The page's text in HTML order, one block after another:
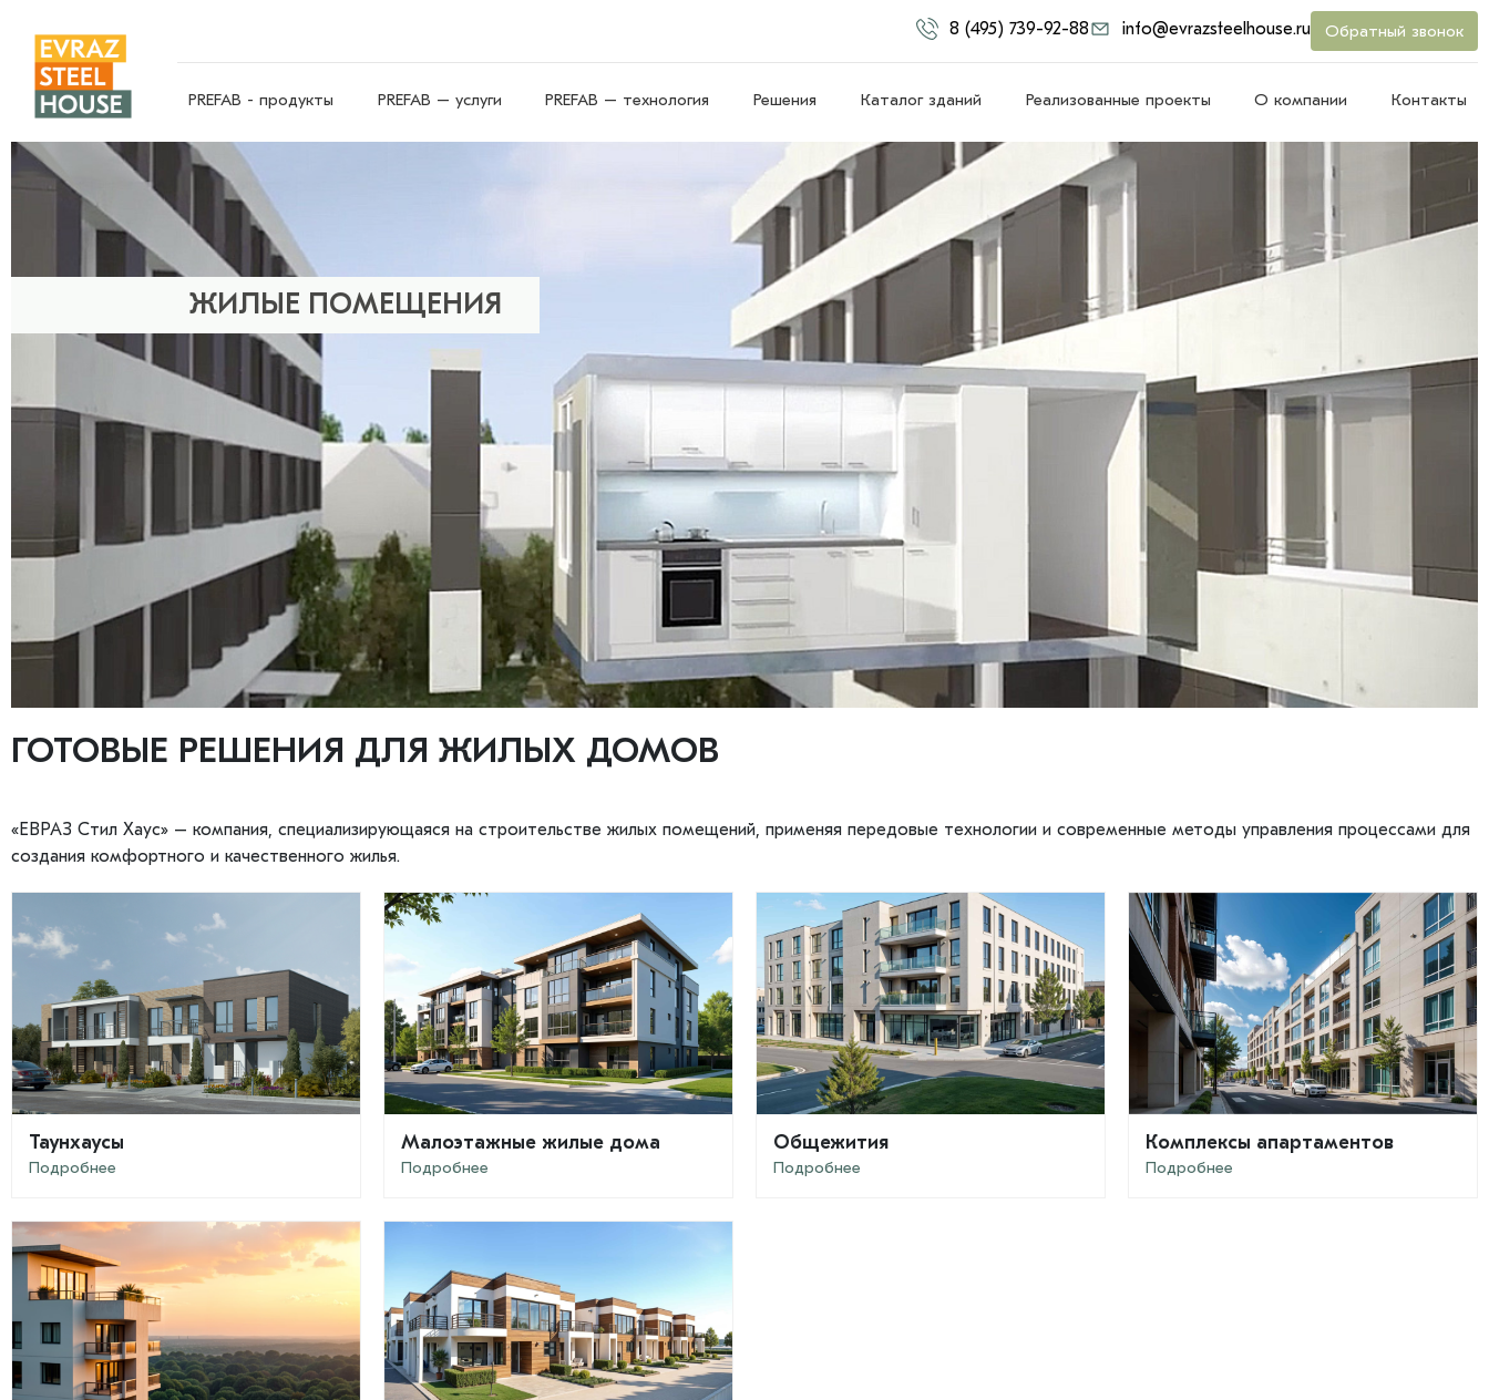
8 (495) 739-92-88 info@evrazsteelhouse.ru Обратный звонок
PREFAB - продукты PREFAB – услуги PREFAB – технология Решения Каталог зданий Реализованные проекты О компании Контакты
ЖИЛЫЕ ПОМЕЩЕНИЯ
ГОТОВЫЕ РЕШЕНИЯ ДЛЯ ЖИЛЫХ ДОМОВ
«ЕВРАЗ Стил Хаус» – компания, специализирующаяся на строительстве жилых помещений, применяя передовые технологии и современные методы управления процессами для
создания комфортного и качественного жилья.
Таунхаусы
Подробнее
Малоэтажные жилые дома
Подробнее
Общежития
Подробнее
Комплексы апартаментов
Подробнее